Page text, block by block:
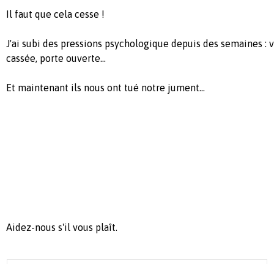
Il faut que cela cesse !
J'ai subi des pressions psychologique depuis des semaines :
cassée, porte ouverte...
Et maintenant ils nous ont tué notre jument...
Aidez-nous s'il vous plaît.